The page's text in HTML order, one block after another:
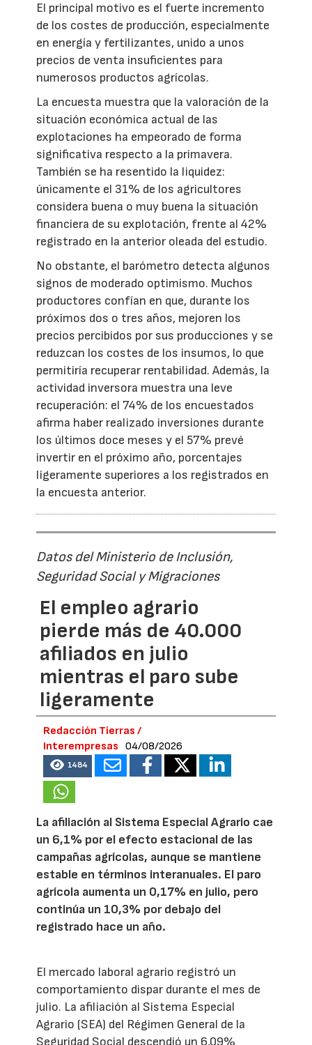
El principal motivo es el fuerte incremento
de los costes de producción, especialmente
en energía y fertilizantes, unido a unos
precios de venta insuficientes para
numerosos productos agrícolas.
La encuesta muestra que la valoración de la
situación económica actual de las
explotaciones ha empeorado de forma
significativa respecto a la primavera.
También se ha resentido la liquidez:
únicamente el 31% de los agricultores
considera buena o muy buena la situación
financiera de su explotación, frente al 42%
registrado en la anterior oleada del estudio.
No obstante, el barómetro detecta algunos
signos de moderado optimismo. Muchos
productores confían en que, durante los
próximos dos o tres años, mejoren los
precios percibidos por sus producciones y se
reduzcan los costes de los insumos, lo que
permitiría recuperar rentabilidad. Además, la
actividad inversora muestra una leve
recuperación: el 74% de los encuestados
afirma haber realizado inversiones durante
los últimos doce meses y el 57% prevé
invertir en el próximo año, porcentajes
ligeramente superiores a los registrados en
la encuesta anterior.
Datos del Ministerio de Inclusión,
Seguridad Social y Migraciones
El empleo agrario
pierde más de 40.000
afiliados en julio
mientras el paro sube
ligeramente
Redacción Tierras /
Interempresas
04/08/2026
1484
La afiliación al Sistema Especial Agrario cae
un 6,1% por el efecto estacional de las
campañas agrícolas, aunque se mantiene
estable en términos interanuales. El paro
agrícola aumenta un 0,17% en julio, pero
continúa un 10,3% por debajo del
registrado hace un año.
El mercado laboral agrario registró un
comportamiento dispar durante el mes de
julio. La afiliación al Sistema Especial
Agrario (SEA) del Régimen General de la
Seguridad Social descendió un 6,09%